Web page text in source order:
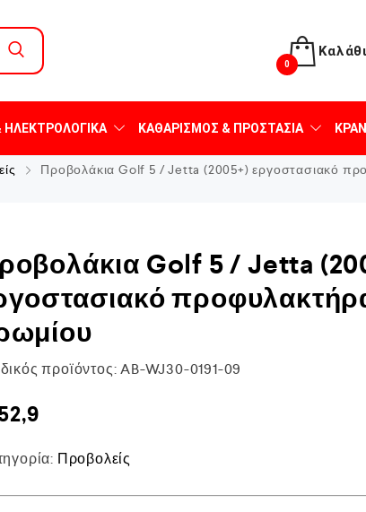
Καλάθι
0
ΗΛΕΚΤΡΟΛΟΓΙΚΆ ΚΑΘΑΡΙΣΜΌΣ & ΠΡΟΣΤΑΣΊΑ
Προβολάκια Golf 5 / Jetta (2005+) εργοστασιακό
Golf 5 / Jetta
προϊόντος: AB-WJ30-0191-09
Προβολείς